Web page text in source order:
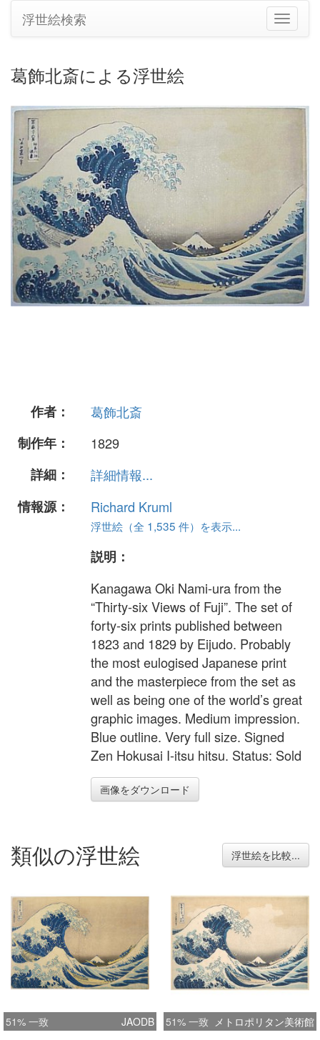
ナ
ビ
ン
浮世絵検索
葛飾北斎による浮世絵
作者：
葛飾北斎
制作年：
1829
詳細：
詳細情報...
情報源：
Richard Kruml
浮世絵（全 1,535 件）を表示...
説明：
Kanagawa Oki Nami-ura from the
“Thirty-six Views of Fuji”. The set of
forty-six prints published between
1823 and 1829 by Eijudo. Probably
the most eulogised Japanese print
and the masterpiece from the set as
well as being one of the world’s great
graphic images. Medium impression.
Blue outline. Very full size. Signed
Zen Hokusai I-itsu hitsu. Status: Sold
画像をダウンロード
類似の浮世絵 浮世絵を比較...
51% 一致 JAODB 51% 一致 メトロポリタン美術館